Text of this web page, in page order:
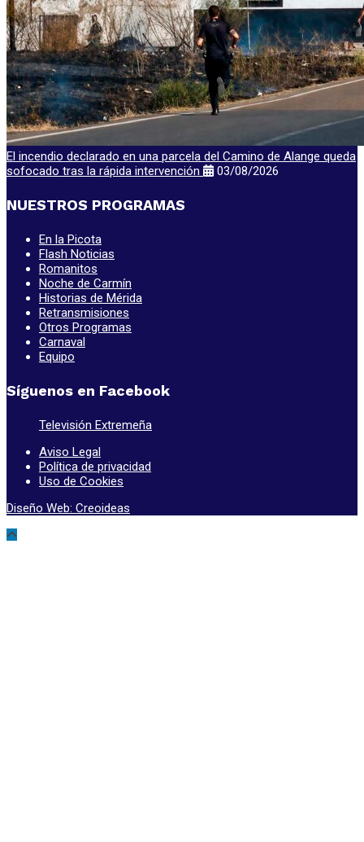
El incendio declarado en una parcela del Camino de Alange queda
sofocado tras la rápida intervención
03/08/2026
NUESTROS PROGRAMAS
En la Picota
Flash Noticias
Romanitos
Noche de Carmín
Historias de Mérida
Retransmisiones
Otros Programas
Carnaval
Equipo
Síguenos en Facebook
Televisión Extremeña
Aviso Legal
Política de privacidad
Uso de Cookies
Diseño Web: Creoideas